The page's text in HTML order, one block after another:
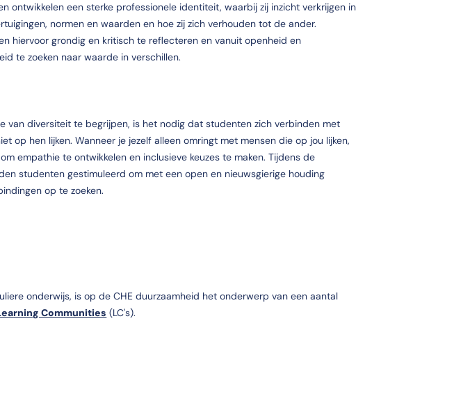
ontwikkelen een sterke professionele identiteit, waarbij zij inzicht verkrijgen in
normen en waarden en hoe zij zich verhouden tot de ander.
hiervoor grondig en kritisch te reflecteren en vanuit openheid en
te zoeken naar waarde in verschillen.
van diversiteit te begrijpen, is het nodig dat studenten zich verbinden met
op hen lijken. Wanneer je jezelf alleen omringt met mensen die op jou lijken,
empathie te ontwikkelen en inclusieve keuzes te maken. Tijdens de
studenten gestimuleerd om met een open en nieuwsgierige houding
op te zoeken.
onderwijs, is op de CHE duurzaamheid het onderwerp van een aantal
Communities (LC's).